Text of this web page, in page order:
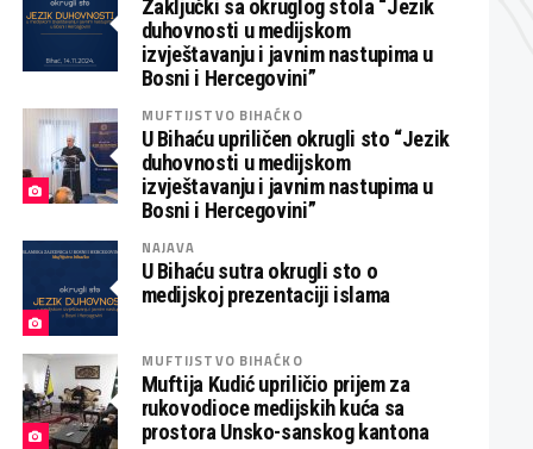
Zaključki sa okruglog stola “Jezik
duhovnosti u medijskom
izvještavanju i javnim nastupima u
Bosni i Hercegovini”
MUFTIJSTVO BIHAĆKO
U Bihaću upriličen okrugli sto “Jezik
duhovnosti u medijskom
izvještavanju i javnim nastupima u
Bosni i Hercegovini”
NAJAVA
U Bihaću sutra okrugli sto o
medijskoj prezentaciji islama
MUFTIJSTVO BIHAĆKO
Muftija Kudić upriličio prijem za
rukovodioce medijskih kuća sa
prostora Unsko-sanskog kantona